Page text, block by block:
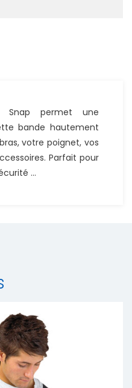
Snap permet une
bande hautement
votre poignet, vos
Parfait pour
…